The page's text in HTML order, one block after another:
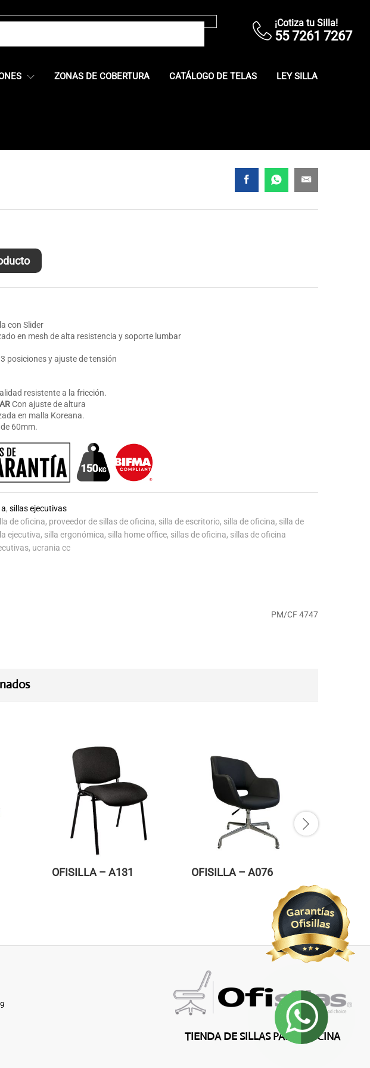
¡Cotiza tu Silla!
55 7261 7267
ZONAS DE COBERTURA CATÁLOGO DE TELAS LEY SILLA
con Slider
en mesh de alta resistencia y soporte lumbar
3 posiciones y ajuste de tensión
resistente a la fricción.
Con ajuste de altura
en malla Koreana.
60mm.
,sillas ejecutivas
de oficina, proveedor de sillas de oficina, silla de escritorio, silla de oficina, silla de
ejecutiva, silla ergonómica, silla home office, sillas de oficina, sillas de oficina
, ucrania cc
PM/CF 4747
OFISILLA – A131 OFISILLA – A076
TIENDA DE SILLAS PARA OFICINA